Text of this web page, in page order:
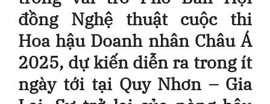
đồng Nghệ thuật cuộc thi
Hoa hậu Doanh nhân Châu Á
2025, dự kiến diễn ra trong ít
ngày tới tại Quy Nhơn – Gia